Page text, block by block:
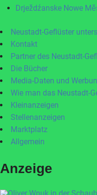
Drježdźanske Nowe
Neustadt-Geflüster
Kontakt
Partner des Neustadt-
Die Bücher
Media-Daten und
Wie man das Neustadt-
Kleinanzeigen
Stellenanzeigen
Marktplatz
Allgemein
Anzeige